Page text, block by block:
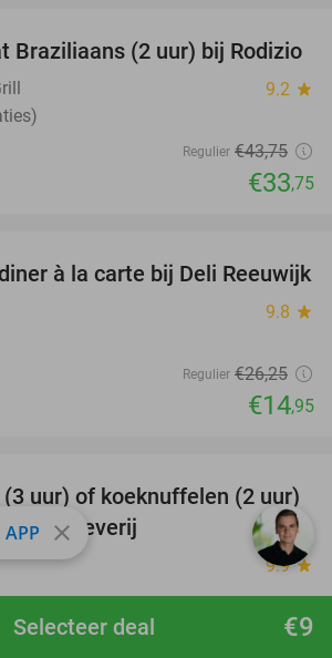
€9
Selecteer deal
23%
Braziliaans (2 uur) bij Rodizio
9.2 star
Regulier €43,75
€33,75
43%
à la carte bij Deli Reeuwijk
9.8 star
Regulier €26,25
€14,95
45%
uur) of koeknuffelen (2 uur)
9.9star
€40
close